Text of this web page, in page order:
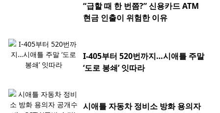
“급할 때 한 번쯤?” 신용카드 ATM
현금 인출이 위험한 이유
I-405부터 520번까지…시애틀 주말
‘도로 봉쇄’ 잇따라
시애틀 자동차 정비소 방화 용의자